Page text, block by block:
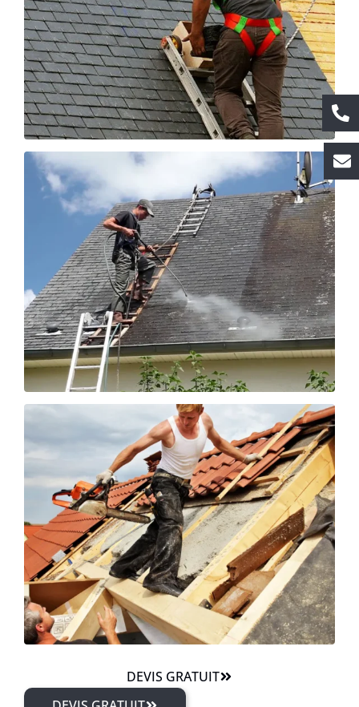
DEVIS GRATUIT